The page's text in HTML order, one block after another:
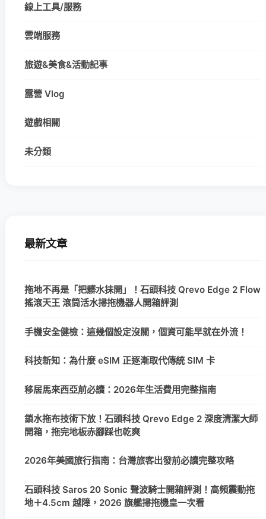
線上工具/服務
雲端服務
旅遊&美食&活動記事
露營 Vlog
遊戲相關
未分類
最新文章
拖地不再是「把髒水抹開」！石頭科技 Qrevo Edge 2 Flow
搖滾天王 滾筒活水掃拖機器人開箱評測
手機安全健檢：這幾個設定沒關，個資可能早就在外流！
科技新知：為什麼 eSIM 正逐漸取代傳統 SIM 卡
移居馬來西亞前必讀：2026年生活費用完整指南
鎖水拖布技術下放！石頭科技 Qrevo Edge 2 深度清潔大師
開箱，拖完地板赤腳踩也乾爽
2026年美國旅行指南：台灣旅客出發前必讀完整攻略
石頭科技 Saros 20 Sonic 聲波騎士開箱評測！高頻震動拖
地＋4.5cm 越障，2026 旗艦掃拖機皇一次看